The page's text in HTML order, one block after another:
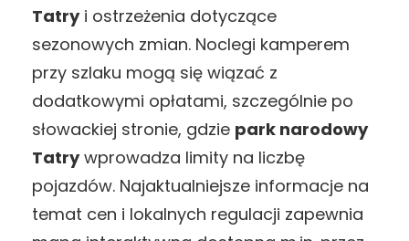
Tatryi ostrzeżenia dotyczące
sezonowych zmian. Noclegi kamperem
przy szlaku mogą się wiązać z
dodatkowymi opłatami, szczególnie po
słowackiej stronie, gdzie park narodowy
Tatrywprowadza limity na liczbę
pojazdów. Najaktualniejsze informacje na
temat cen i lokalnych regulacji zapewnia